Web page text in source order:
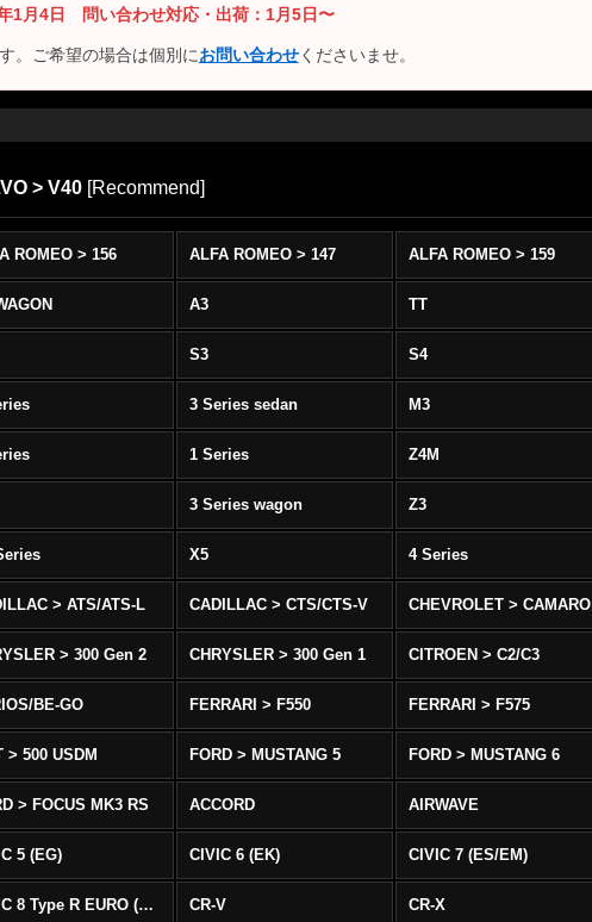
1月4日 問い合わせ対応・出荷：1月5日〜
。ご希望の場合は個別にお問い合わせくださいませ。
> V40 [Recommend]
ROMEO > 156 ALFA ROMEO > 147 ALFA ROMEO > 159
A3 TT
S3 S4
3 Series sedan M3
1 Series Z4M
3 Series wagon Z3
X5 4 Series
> ATS/ATS-L CADILLAC > CTS/CTS-V CHEVROLET > CAMARO
> 300 Gen 2 CHRYSLER > 300 Gen 1 CITROEN > C2/C3
BE-GO FERRARI > F550 FERRARI > F575
> 500 USDM FORD > MUSTANG 5 FORD > MUSTANG 6
> FOCUS MK3 RS ACCORD AIRWAVE
5 (EG) CIVIC 6 (EK) CIVIC 7 (ES/EM)
CIVIC 8 Type R EURO (FN) CR-V CR-X